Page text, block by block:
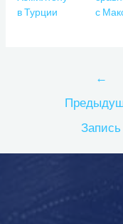
в Турции
с
записям
←
Запись